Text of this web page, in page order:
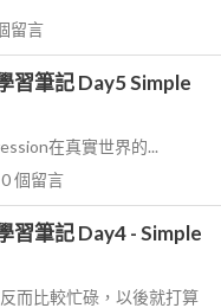
留言
習筆記 Day5 Simple
在真實世界的...
0個留言
習筆記 Day4 - Simple
而比較忙碌，以後就打算